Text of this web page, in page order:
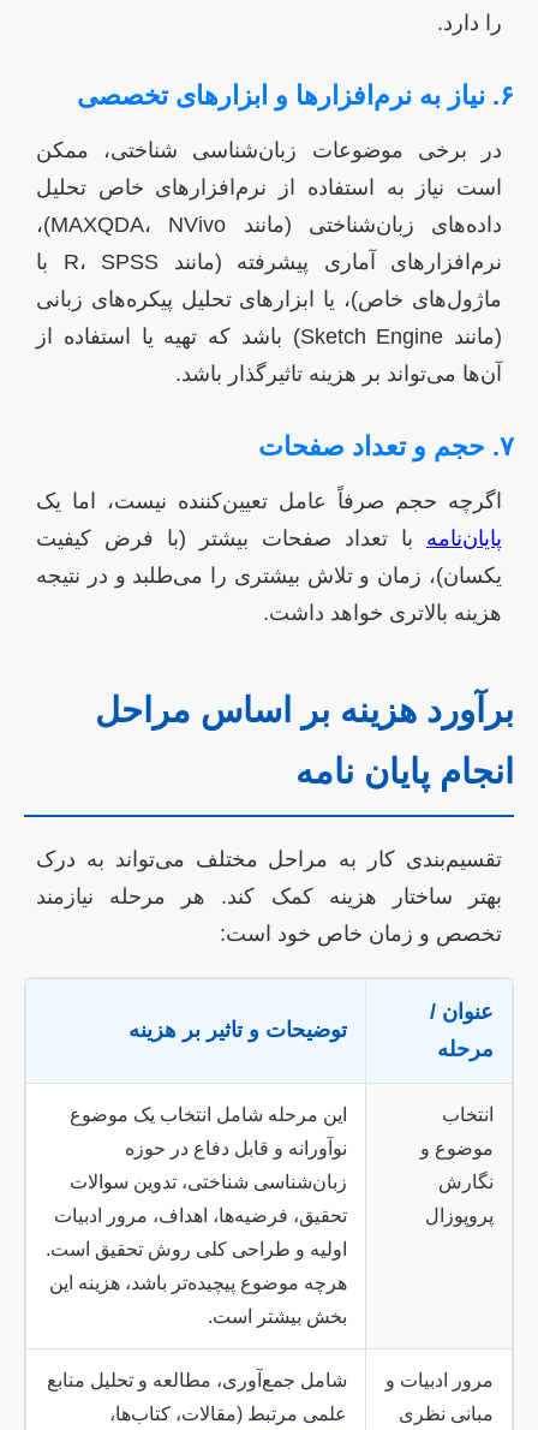
را دارد.
۶. نیاز به نرم‌افزارها و ابزارهای تخصصی
در برخی موضوعات زبان‌شناسی شناختی، ممکن
است نیاز به استفاده از نرم‌افزارهای خاص تحلیل
داده‌های زبان‌شناختی (مانند MAXQDA، NVivo)،
نرم‌افزارهای آماری پیشرفته (مانند R، SPSS با
ماژول‌های خاص)، یا ابزارهای تحلیل پیکره‌های زبانی
(مانند Sketch Engine) باشد که تهیه یا استفاده از
آن‌ها می‌تواند بر هزینه تاثیرگذار باشد.
۷. حجم و تعداد صفحات
اگرچه حجم صرفاً عامل تعیین‌کننده نیست، اما یک
پایان‌نامه با تعداد صفحات بیشتر (با فرض کیفیت
یکسان)، زمان و تلاش بیشتری را می‌طلبد و در نتیجه
هزینه بالاتری خواهد داشت.
برآورد هزینه بر اساس مراحل
انجام پایان نامه
تقسیم‌بندی کار به مراحل مختلف می‌تواند به درک
بهتر ساختار هزینه کمک کند. هر مرحله نیازمند
تخصص و زمان خاص خود است:
عنوان /
مرحله
توضیحات و تاثیر بر هزینه
انتخاب
موضوع و
نگارش
پروپوزال
این مرحله شامل انتخاب یک موضوع
نوآورانه و قابل دفاع در حوزه
زبان‌شناسی شناختی، تدوین سوالات
تحقیق، فرضیه‌ها، اهداف، مرور ادبیات
اولیه و طراحی کلی روش تحقیق است.
هرچه موضوع پیچیده‌تر باشد، هزینه این
بخش بیشتر است.
مرور ادبیات و
مبانی نظری
شامل جمع‌آوری، مطالعه و تحلیل منابع
علمی مرتبط (مقالات، کتاب‌ها،